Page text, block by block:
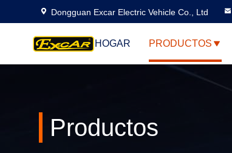
Dongguan Excar Electric Vehicle Co., Ltd
HOGAR PRODUCTOS
Productos